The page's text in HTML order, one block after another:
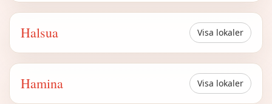
Halsua Visa lokaler
Hamina Visa lokaler